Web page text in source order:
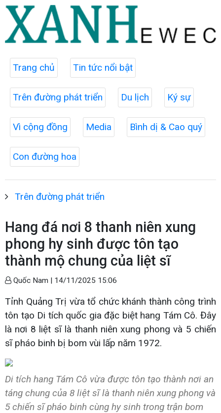
Trang chủ Tin tức nổi bật
Trên đường phát triển Du lịch Ký sự
Vì cộng đồng Media Bình dị & Cao quý
Con đường hoa
Trên đường phát triển
Hang đá nơi 8 thanh niên xung
phong hy sinh được tôn tạo
thành mộ chung của liệt sĩ
Quốc Nam | 14/11/2025 15:06
Tỉnh Quảng Trị vừa tổ chức khánh thành công trình
tôn tạo Di tích quốc gia đặc biệt hang Tám Cô. Đây
là nơi 8 liệt sĩ là thanh niên xung phong và 5 chiến
sĩ pháo binh bị bom vùi lấp năm 1972.
Di tích hang Tám Cô vừa được tôn tạo thành nơi an
táng chung của 8 liệt sĩ là thanh niên xung phong và
5 chiến sĩ pháo binh cùng hy sinh trong trận bom